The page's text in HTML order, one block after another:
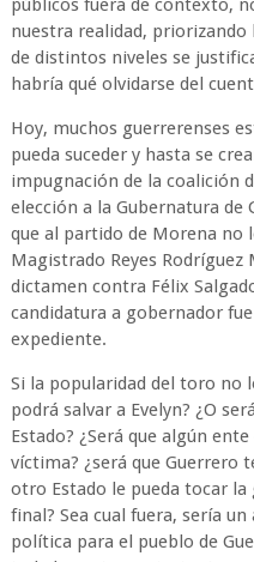
públicos fuera de contexto,
nuestra realidad, priorizando
de distintos niveles se
habría qué olvidarse del
Hoy, muchos guerrerenses
pueda suceder y hasta se
impugnación de la coalición
elección a la Gubernatura de
que al partido de Morena no
Magistrado Reyes
dictamen contra Félix
candidatura a gobernador
expediente.
Si la popularidad del toro no
podrá salvar a Evelyn? ¿O
Estado? ¿Será que algún
víctima? ¿será que Guerrero
otro Estado le pueda tocar la
final? Sea cual fuera, sería
política para el pueblo de